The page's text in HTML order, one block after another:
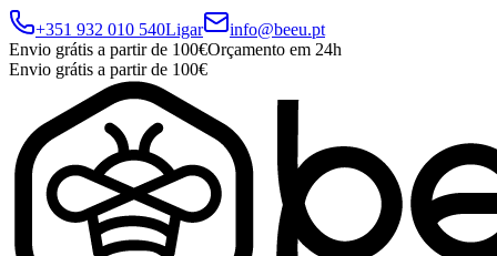
+351 932 010 540Ligar
info@beeu.pt
Envio grátis a partir de 100€Orçamento em 24h
Envio grátis a partir de 100€